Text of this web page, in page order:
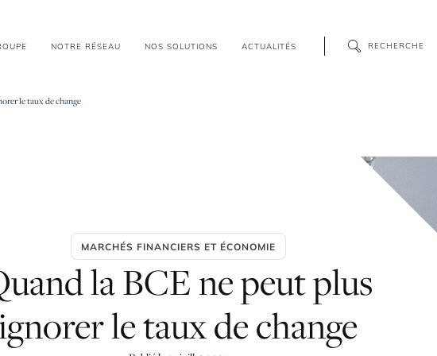
OUPE NOTR E R ÉSEAU NOS SO L UTIO NS ACTUAL ITÉS REC H ERC H E
le taux de change
MARCHÉS FINANCIERS ET ÉCONOMIE
laBCEnepeutplus
letauxdechange